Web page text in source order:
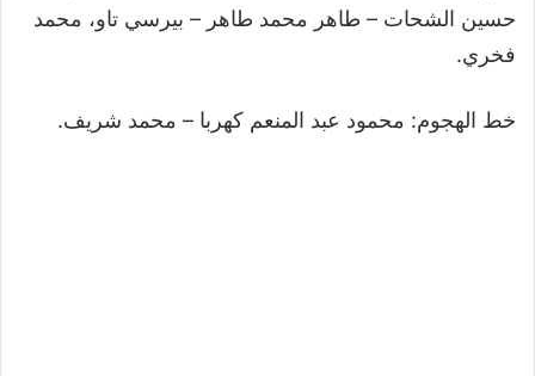
حسين الشحات – طاهر محمد طاهر – بيرسي تاو، محمد
فخري.
خط الهجوم: محمود عبد المنعم كهربا – محمد شريف.